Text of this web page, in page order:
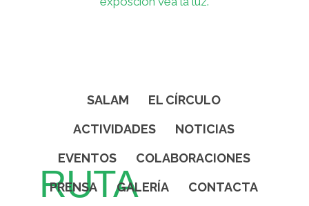
SALAM
EL CÍRCULO
ACTIVIDADES
NOTICIAS
EVENTOS
COLABORACIONES
PRENSA
GALERÍA
CONTACTA
RUTA